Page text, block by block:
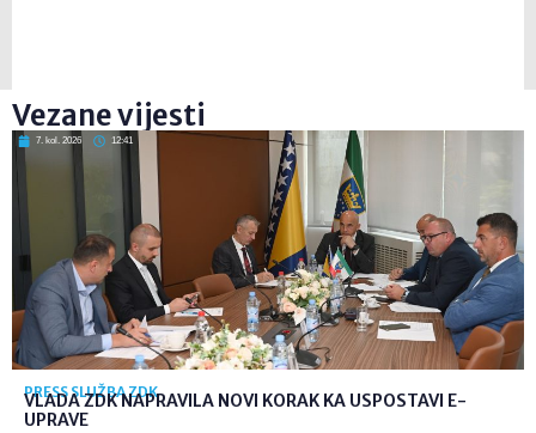
Vezane vijesti
7. kol. 2026 12:41
PRESS SLUŽBA ZDK
VLADA ZDK NAPRAVILA NOVI KORAK KA USPOSTAVI E-
UPRAVE